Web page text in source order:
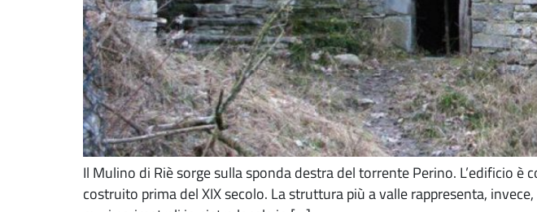
Il Mulino di Riè sorge sulla sponda destra del torrente Perino. L’edificio
costruito prima del XIX secolo. La struttura più a valle rappresenta,